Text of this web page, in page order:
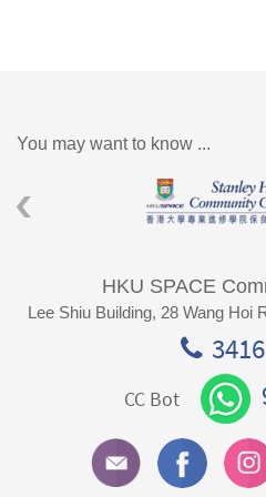
You may want to know ...
HKU SPACE
Lee Shiu Building, 28 Wang Hoi
CC Bot